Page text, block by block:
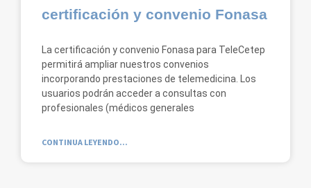
certificación y convenio Fonasa
La certificación y convenio Fonasa para TeleCetep
permitirá ampliar nuestros convenios
incorporando prestaciones de telemedicina. Los
usuarios podrán acceder a consultas con
profesionales (médicos generales
CONTINUA LEYENDO...